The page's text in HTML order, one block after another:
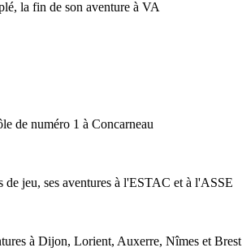
la fin de son aventure à VA
de numéro 1 à Concarneau
jeu, ses aventures à l'ESTAC et à l'ASSE
à Dijon, Lorient, Auxerre, Nîmes et Brest